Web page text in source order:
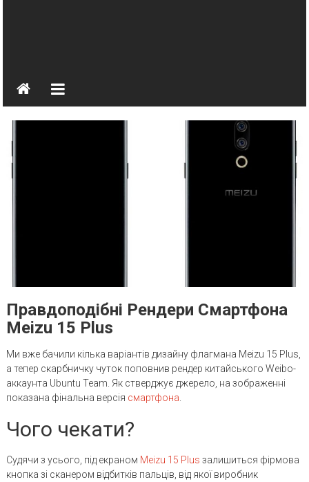
Правдоподібні Рендери Смартфона
Meizu 15 Plus
Ми вже бачили кілька варіантів дизайну флагмана Meizu 15 Plus,
а тепер скарбничку чуток поповнив рендер китайського Weibo-
аккаунта Ubuntu Team. Як стверджує джерело, на зображенні
показана фінальна версія смартфона
Чого чекати?
Судячи з усього, під екраном Meizu 15 Plus залишиться фірмова
кнопка зі сканером відбитків пальців, від якої виробник